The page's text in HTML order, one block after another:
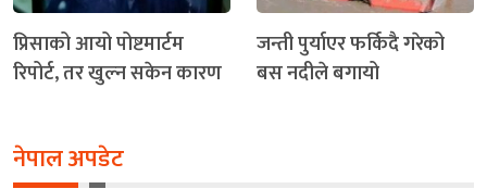
प्रिसाको आयो पोष्टमार्टम
रिपोर्ट, तर खुल्न सकेन कारण
जन्ती पुर्याएर फर्किदै गरेको
बस नदीले बगायो
नेपाल अपडेट